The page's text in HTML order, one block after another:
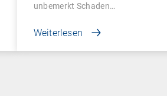
unbemerkt Schaden…
Weiterlesen